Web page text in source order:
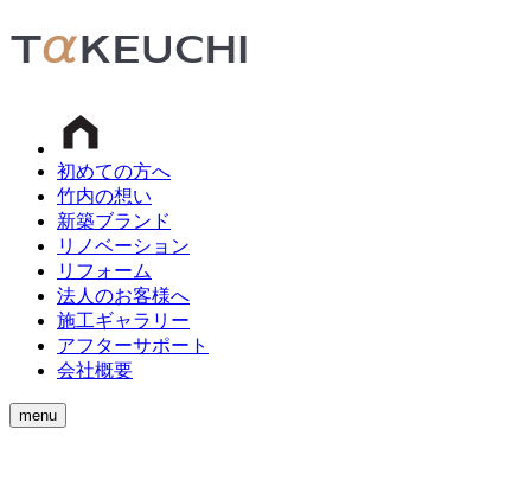
初めての方へ
竹内の想い
新築ブランド
リノベーション
リフォーム
法人のお客様へ
施工ギャラリー
アフターサポート
会社概要
menu